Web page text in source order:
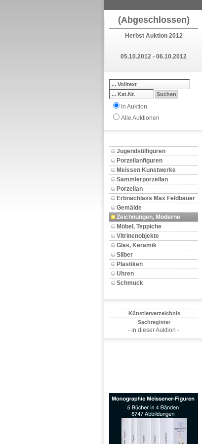
(Abgeschlossen)
Herbst Auktion 2012
05.10.2012 - 06.10.2012
In Auktion
Alle Auktionen
Jugendstilfiguren
Porzellanfiguren
Meissen Kunstwerke
Sammlerporzellan
Porzellan
Erbnachlass Max Feldbauer
Gemälde
Zeichnungen, Moderne
Möbel, Teppiche
Vitrinenobjekte
Glas, Keramik
Silber
Plastiken
Uhren
Schmuck
Künstlerverzeichnis
Sachregister
- in dieser Auktion -